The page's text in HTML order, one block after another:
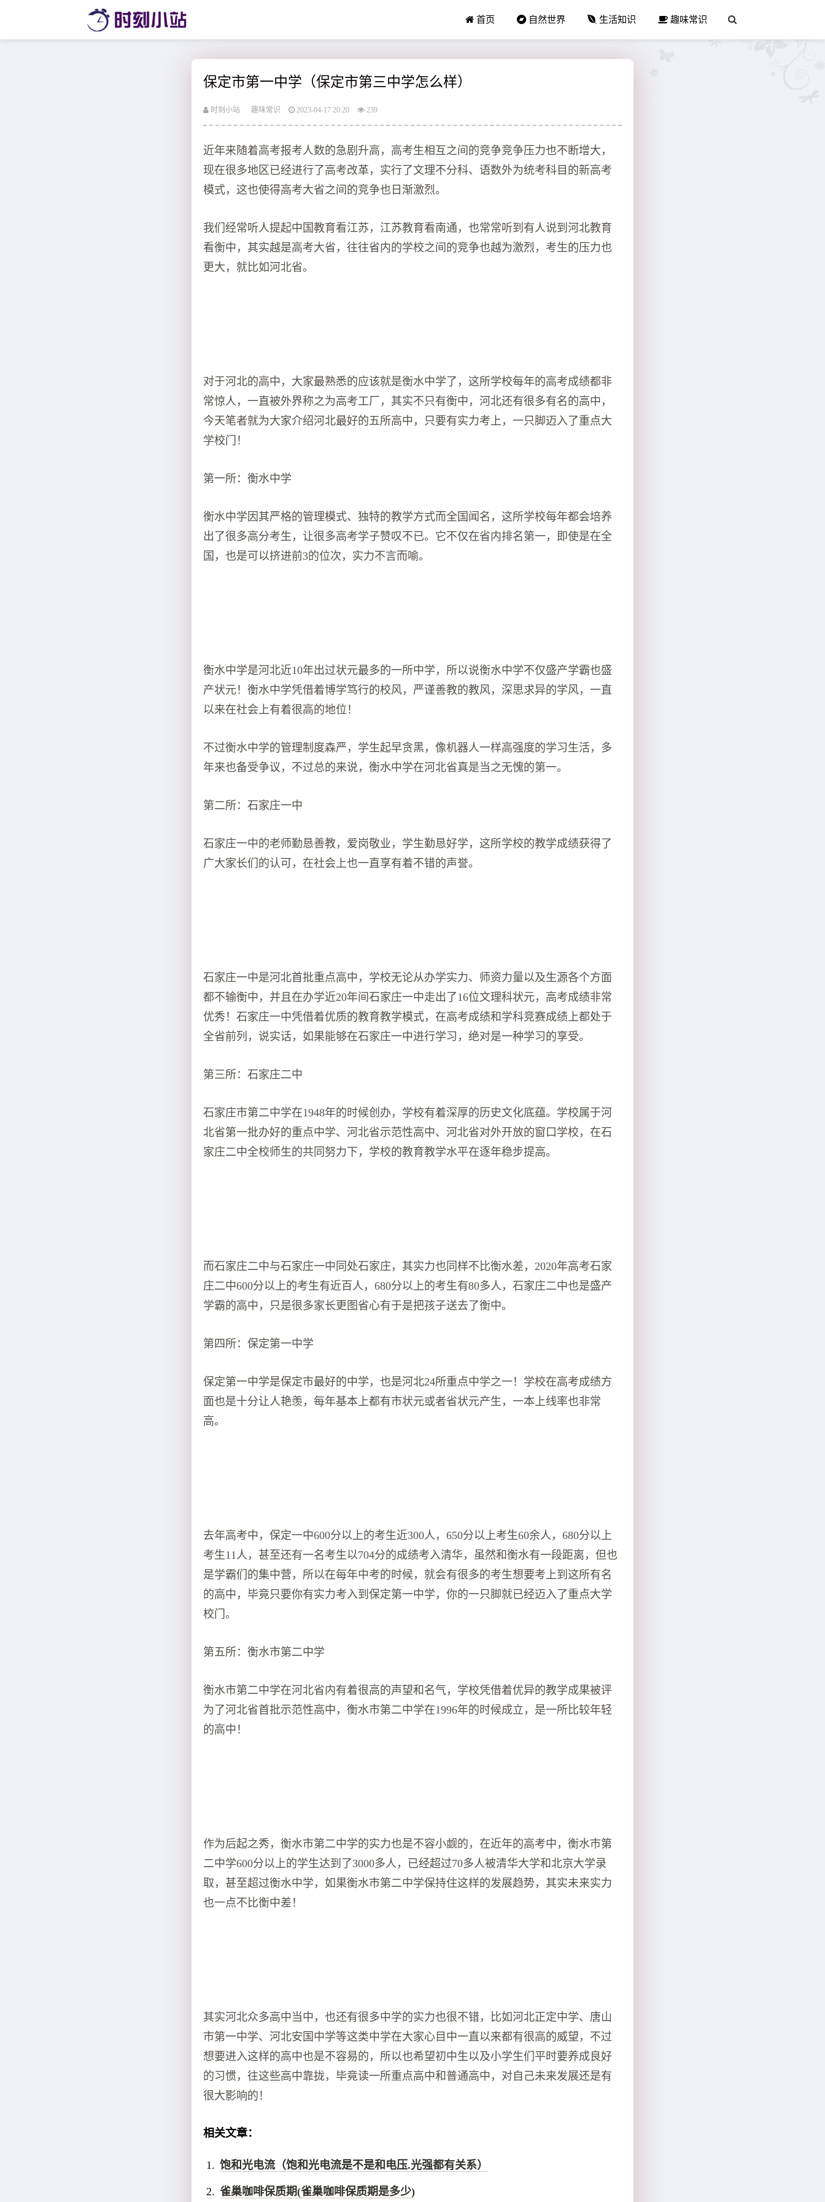
首页 自然世界 生活知识 趣味常识
保定市第一中学（保定市第三中学怎么样）
时刻小站 趣味常识 2023-04-17 20:20 239
近年来随着高考报考人数的急剧升高，高考生相互之间的竞争竞争​压力也不断增大，
现在很多地区已经进行了高考改革，实行了文理不分科、语数外为统考科目的新高考
模式，这也使得高考大省之间的竞争也日渐激烈。
我们经常听人提起中国教育看江苏，江苏教育看南通，也常常听到有人说到河北教育
看衡中，其实越是高考大省，往往省内的学校之间的竞争也越为激烈，考生的压力也
更大，就比如河北省。
​对于河北的高中，大家最熟悉的应该就是衡水中学了，这所学校每年的高考成绩都非
常惊人，一直被外界称之为高考工厂，其实不只有衡中，河北还有很多有名的高中，
今天笔者就为大家介绍河北最好的五所高中，只要有实力考上，一只脚迈入了重点大
学校门！
第一所：衡水中学
衡水中学因其严格的管理模式、独特的教学方式而全国闻名，这所学校每年都会培养
出了很多高分考生，让很多高考学子赞叹不已。它不仅在省内排名第一，即使是在全
国，也是可以挤进前3的位次，实力不言而喻。
衡水中学是河北近10年出过状元最多的一所中学，所以说衡水中学不仅盛产学霸也盛
产状元！衡水中学凭借着博学笃行的校风，严谨善教的教风，深思求异的学风，一直
以来在社会上有着很高的地位！
不过衡水中学的管理制度森严，学生起早贪黑，像机器人一样高强度的学习生活，多
年来也备受争议，不过总的来说，衡水中学在河北省真是当之无愧的第一。
第二所：石家庄一中
石家庄一中的老师勤恳善教，爱岗敬业，学生勤恳好学，这所学校的教学成绩获得了
广大家长们的认可，在社会上也一直享有着不错的声誉。
石家庄一中是河北首批重点高中，学校无论从办学实力、师资力量以及生源各个方面
都不输衡中，并且在办学近20年间石家庄一中走出了16位文理科状元，高考成绩非常
优秀！石家庄一中凭借着优质的教育教学模式，在高考成绩和学科竞赛成绩上都处于
全省前列，说实话，如果能够在石家庄一中进行学习，绝对是一种学习的享受。
第三所：石家庄二中
石家庄市第二中学在1948年的时候创办，学校有着深厚的历史文化底蕴。学校属于河
北省第一批办好的重点中学、河北省示范性高中、河北省对外开放的窗口学校，在石
家庄二中全校师生的共同努力下，学校的教育教学水平在逐年稳步提高。
而石家庄二中与石家庄一中同处石家庄，其实力也同样不比衡水差，2020年高考石家
庄二中600分以上的考生有近百人，680分以上的考生有80多人，石家庄二中也是盛产
学霸的高中，只是很多家长更图省心有于是把孩子送去了衡中。
第四所：保定第一中学
保定第一中学是保定市最好的中学，也是河北24所重点中学之一！学校在高考成绩方
面也是十分让人艳羡，每年基本上都有市状元或者省状元产生，一本上线率也非常
高。
去年高考中，保定一中600分以上的考生近300人，650分以上考生60余人，680分以上
考生11人，甚至还有一名考生以704分的成绩考入清华，虽然和衡水有一段距离，但也
是学霸们的集中营，所以在每年中考的时候，就会有很多的考生想要考上到这所有名
的高中，毕竟只要你有实力考入到保定第一中学，你的一只脚就已经迈入了重点大学
校门。
第五所：衡水市第二中学
衡水市第二中学在河北省内有着很高的声望和名气，学校凭借着优异的教学成果被评
为了河北省首批示范性高中，衡水市第二中学在1996年的时候成立，是一所比较年轻
的高中！
作为后起之秀，衡水市第二中学的实力也是不容小觑的，在近年的高考中，衡水市第
二中学600分以上的学生达到了3000多人，已经超过70多人被清华大学和北京大学录
取，甚至超过衡水中学，如果衡水市第二中学保持住这样的发展趋势，其实未来实力
也一点不比衡中差！
其实河北众多高中当中，也还有很多中学的实力也很不错，比如河北正定中学、唐山
市第一中学、河北安国中学等这类中学在大家心目中一直以来都有很高的威望，不过
想要进入这样的高中也是不容易的，所以也希望初中生以及小学生们平时要养成良好
的习惯，往这些高中靠拢，毕竟读一所重点高中和普通高中，对自己未来发展还是有
很大影响的！
相关文章：
饱和光电流（饱和光电流是不是和电压.光强都有关系）
雀巢咖啡保质期(雀巢咖啡保质期是多少)